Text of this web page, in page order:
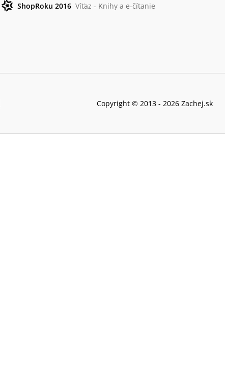
ShopRoku 2016 Víťaz - Knihy a e-čítanie
Copyright © 2013 - 2026 Zachej.sk